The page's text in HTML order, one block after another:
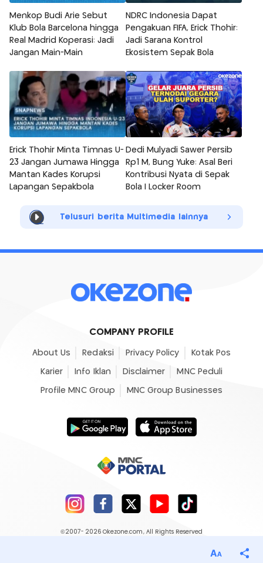
Menkop Budi Arie Sebut
Klub Bola Barcelona hingga
Real Madrid Koperasi: Jadi
Jangan Main-Main
NDRC Indonesia Dapat
Pengakuan FIFA, Erick Thohir:
Jadi Sarana Kontrol
Ekosistem Sepak Bola
Erick Thohir Minta Timnas U-
23 Jangan Jumawa Hingga
Mantan Kades Korupsi
Lapangan Sepakbola
Dedi Mulyadi Sawer Persib
Rp1 M, Bung Yuke: Asal Beri
Kontribusi Nyata di Sepak
Bola | Locker Room
Telusuri berita Multimedia lainnya
COMPANY PROFILE
About Us Redaksi Privacy Policy Kotak Pos
Karier Info Iklan Disclaimer MNC Peduli
Profile MNC Group MNC Group Businesses
©2007- 2026 Okezone.com , All Rights Reserved